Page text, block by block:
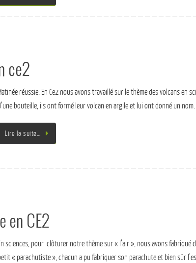
ce2
réussie. En Ce2 nous avons travaillé sur le thème des volcans en
bouteille, ils ont formé leur volcan en argile et lui ont donné un
Lire la suite…
en CE2
sciences, pour clôturer notre thème sur « l’air », nous avons fabriqué
« parachutiste », chacun a pu fabriquer son parachute et bien sûr